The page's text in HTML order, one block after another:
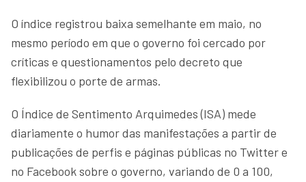
O índice registrou baixa semelhante em maio, no
mesmo período em que o governo foi cercado por
críticas e questionamentos pelo decreto que
flexibilizou o porte de armas.
O Índice de Sentimento Arquimedes (ISA) mede
diariamente o humor das manifestações a partir de
publicações de perfis e páginas públicas no Twitter e
no Facebook sobre o governo, variando de 0 a 100,